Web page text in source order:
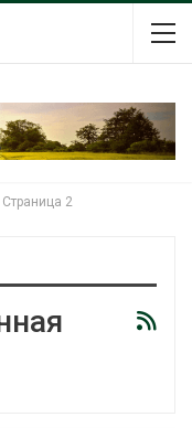
Страница 2